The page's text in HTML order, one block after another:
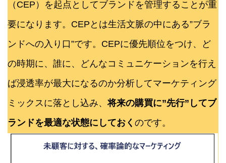
（CEP）を起点としてブランドを管理することが重
要になります。CEPとは生活文脈の中にある”ブラ
ンドへの入り口”です。CEPに優先順位をつけ、ど
の時期に、誰に、どんなコミュニケーションを行え
ば浸透率が最大になるのか分析してマーケティング
ミックスに落とし込み、将来の購買に”先行”してブ
ランドを最適な状態にしておく のです。